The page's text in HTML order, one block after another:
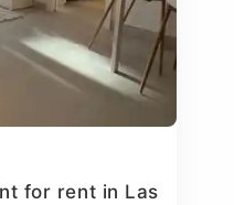
for rent in Las